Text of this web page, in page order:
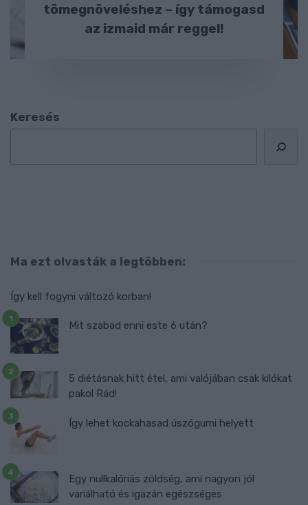
tömegnöveléshez – így támogasd
az izmaid már reggel!
Keresés
Ma ezt olvasták a legtöbben:
Így kell fogyni változó korban!
Mit szabad enni este 6 után?
5 diétásnak hitt étel, ami valójában csak kilókat
pakol Rád!
Így lehet kockahasad úszógumi helyett
Egy nullkalóriás zöldség, ami nagyon jól
variálható és igazán egészséges